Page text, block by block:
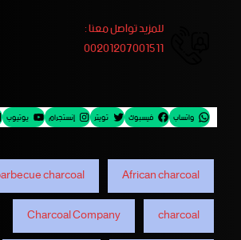
للمزيد تواصل معنا :
00201207001511
واتساب فيسبوك تويتر إنستجرام يوتيوب
African charcoal
charcoal
charcoal
Charcoal Company